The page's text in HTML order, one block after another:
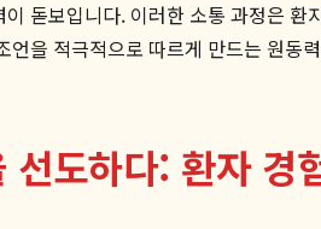
돋보입니다. 이러한 소통 과정은
언을 적극적으로 따르게 만드는 원동
선도하다: 환자 경